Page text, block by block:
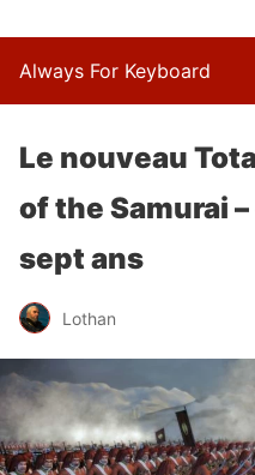
Always For Keyboard
Le nouveau
of the Samurai
sept ans
Lothan